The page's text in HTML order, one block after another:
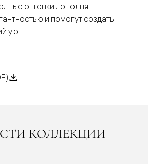
оттенки дополнят
и помогут создать
уют.
КОЛЛЕКЦИИ